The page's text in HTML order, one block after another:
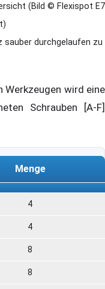
(Bild © Flexispot E7
sauber durchgelaufen zu
Werkzeugen wird eine
Schrauben [A-F]
Menge
Menge
4
4
8
8